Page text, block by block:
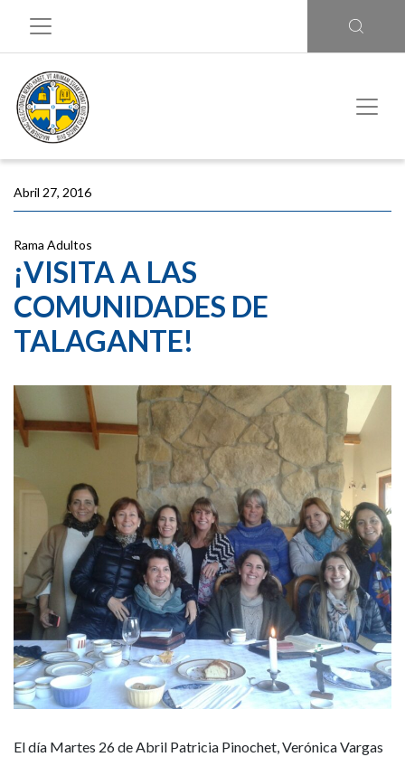
Abril 27, 2016
Rama Adultos
¡VISITA A LAS
COMUNIDADES DE
TALAGANTE!
El día Martes 26 de Abril Patricia Pinochet, Verónica Vargas